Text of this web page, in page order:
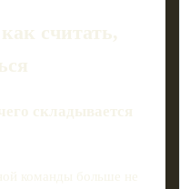
считать,
складывается
команды больше не